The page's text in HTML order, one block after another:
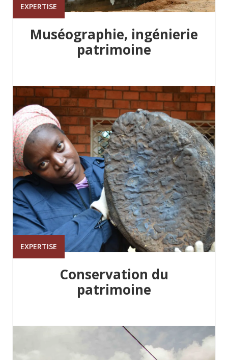
EXPERTISE
Muséographie, ingénierie
patrimoine
EXPERTISE
Conservation du
patrimoine